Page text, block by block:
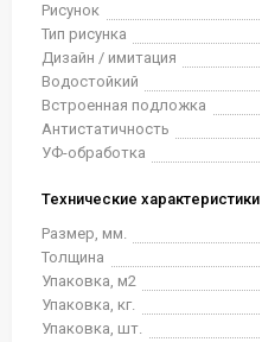
Рисунок
Тип рисунка
Дизайн / имитация
Водостойкий
Встроенная подложка
Антистатичность
УФ-обработка
Технические характеристики
Размер, мм.
Толщина
Упаковка, м2
Упаковка, кг.
Упаковка, шт.